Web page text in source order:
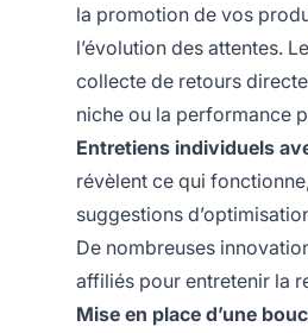
la promotion de vos
l’évolution des attentes.
collecte de retours
niche ou la performance
Entretiens individuels
révèlent ce qui
suggestions
De nombreuses
affiliés pour entretenir la
Mise en place d’une